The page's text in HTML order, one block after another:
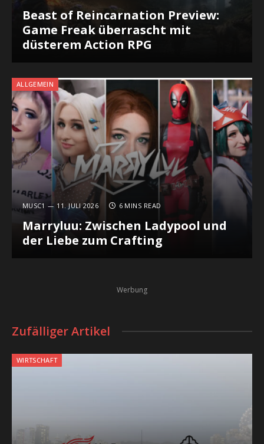
Beast of Reincarnation Preview:
Game Freak überrascht mit
düsterem Action RPG
ALLGEMEIN
MUSC1 11. JULI 2026 6 MINS READ
Marryluu: Zwischen Ladypool und
der Liebe zum Crafting
Werbung
Zufälliger Artikel
WIRTSCHAFT